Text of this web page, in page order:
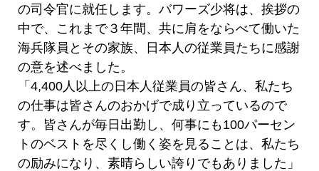
の司令官に就任します。バワーズ少将は、挨拶の
中で、これまで３年間、共に肩をならべて働いた
海兵隊員とその家族、日本人の従業員たちに感謝
の意を述べました。
「4,400人以上の日本人従業員の皆さん、私たち
の仕事は皆さんのおかげで成り立っているので
す。皆さんが毎日出勤し、何事にも100パーセン
トのベストを尽くし働く姿を見ることは、私たち
の励みになり、素晴らしい誇りでもありました」